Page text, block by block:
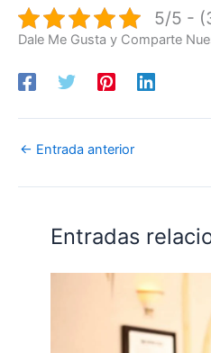
5/5 -
Dale Me Gusta y Comparte
← Entrada anterior
Entradas